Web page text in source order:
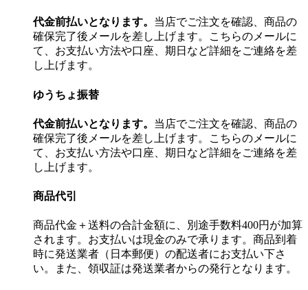
代金前払いとなります。 当店でご注文を確認、商品の
確保完了後メールを差し上げます。こちらのメールに
て、お支払い方法や口座、期日など詳細をご連絡を差
し上げます。
ゆうちょ振替
代金前払いとなります。 当店でご注文を確認、商品の
確保完了後メールを差し上げます。こちらのメールに
て、お支払い方法や口座、期日など詳細をご連絡を差
し上げます。
商品代引
商品代金＋送料の合計金額に、別途手数料400円が加算
されます。お支払いは現金のみで承ります。商品到着
時に発送業者（日本郵便）の配送者にお支払い下さ
い。また、領収証は発送業者からの発行となります。